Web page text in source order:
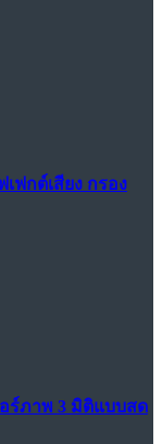
เฟกต์เสียง กรอง
อร์ภาพ 3 มิติแบบสด